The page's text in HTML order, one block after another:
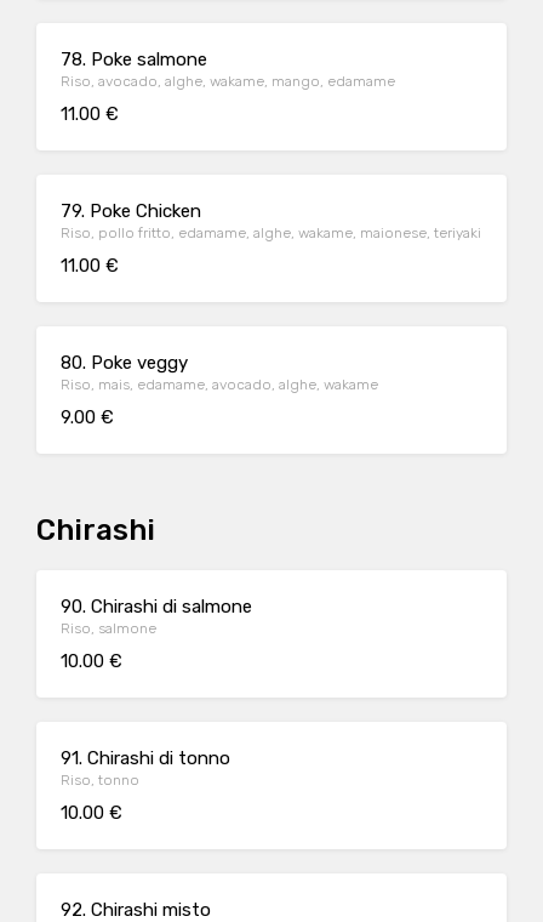
78. Poke salmone
Riso, avocado, alghe, wakame, mango, edamame
11.00 €
79. Poke Chicken
Riso, pollo fritto, edamame, alghe, wakame, maionese, teriyaki
11.00 €
80. Poke veggy
Riso, mais, edamame, avocado, alghe, wakame
9.00 €
Chirashi
90. Chirashi di salmone
Riso, salmone
10.00 €
91. Chirashi di tonno
Riso, tonno
10.00 €
92. Chirashi misto